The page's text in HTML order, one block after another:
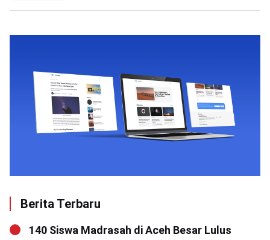
Berita Terbaru
140 Siswa Madrasah di Aceh Besar Lulus